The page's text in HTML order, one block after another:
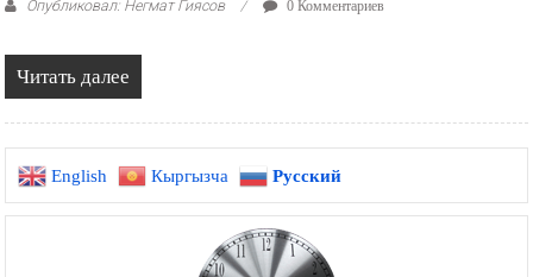
Опубликовал: Негмат Гиясов 0 Комментариев
Читать далее
English Кыргызча Русский